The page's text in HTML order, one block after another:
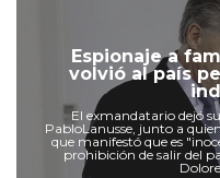
Espionaje a
volvió al país
El exmandatario dejó
PabloLanusse, junto a
que manifestó que es
prohibición de salir del